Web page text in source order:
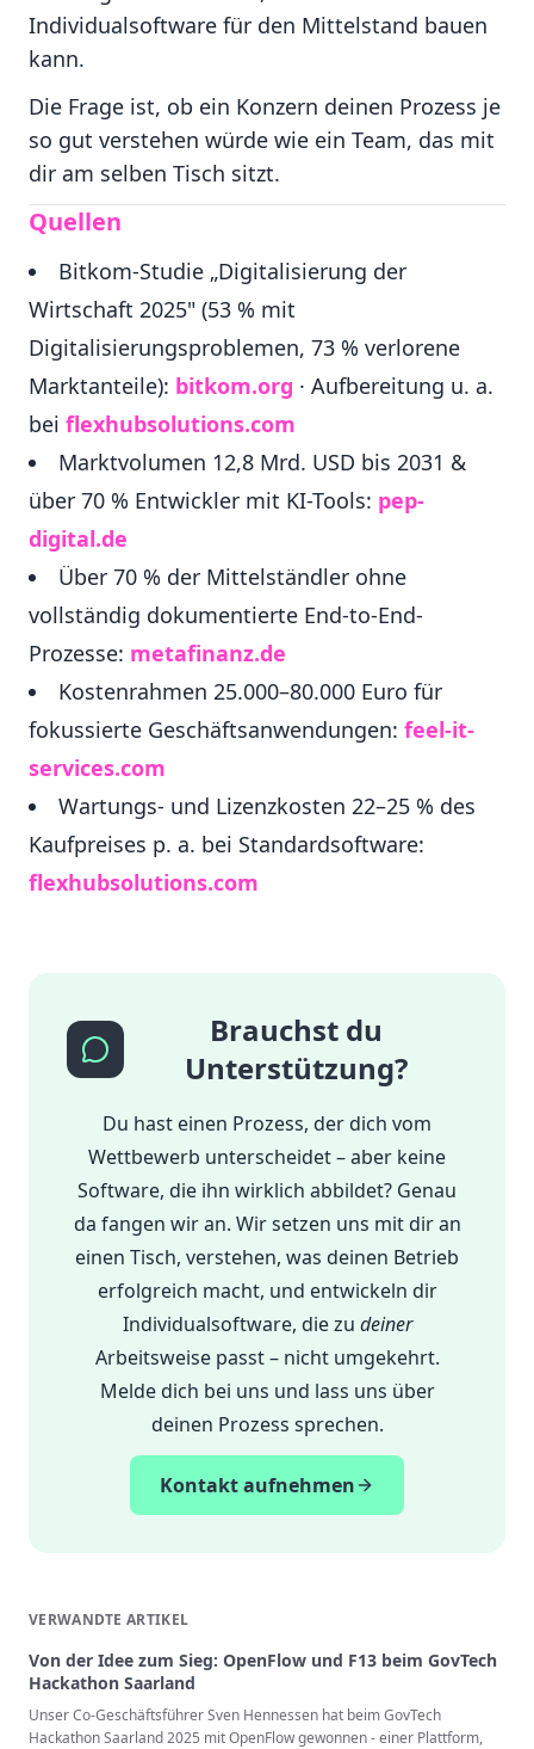
Individualsoftware für den Mittelstand bauen
kann.
Die Frage ist, ob ein Konzern deinen Prozess je
so gut verstehen würde wie ein Team, das mit
dir am selben Tisch sitzt.
Quellen
Bitkom-Studie „Digitalisierung der
Wirtschaft 2025" (53 % mit
Digitalisierungsproblemen, 73 % verlorene
Marktanteile): bitkom.org · Aufbereitung u. a.
bei flexhubsolutions.com
Marktvolumen 12,8 Mrd. USD bis 2031 &
über 70 % Entwickler mit KI-Tools: pep-
digital.de
Über 70 % der Mittelständler ohne
vollständig dokumentierte End-to-End-
Prozesse: metafinanz.de
Kostenrahmen 25.000–80.000 Euro für
fokussierte Geschäftsanwendungen: feel-it-
services.com
Wartungs- und Lizenzkosten 22–25 % des
Kaufpreises p. a. bei Standardsoftware:
flexhubsolutions.com
Brauchst du
Unterstützung?
Du hast einen Prozess, der dich vom
Wettbewerb unterscheidet – aber keine
Software, die ihn wirklich abbildet? Genau
da fangen wir an. Wir setzen uns mit dir an
einen Tisch, verstehen, was deinen Betrieb
erfolgreich macht, und entwickeln dir
Individualsoftware, die zu deiner
Arbeitsweise passt – nicht umgekehrt.
Melde dich bei uns und lass uns über
deinen Prozess sprechen.
Kontakt aufnehmen
VERWANDTE ARTIKEL
Von der Idee zum Sieg: OpenFlow und F13 beim GovTech
Hackathon Saarland
Unser Co-Geschäftsführer Sven Hennessen hat beim GovTech
Hackathon Saarland 2025 mit OpenFlow gewonnen - einer Plattform,